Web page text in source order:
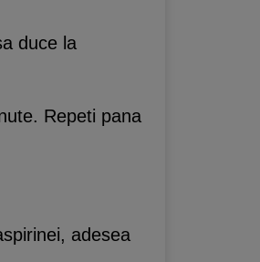
duce la
Repeti pana
adesea